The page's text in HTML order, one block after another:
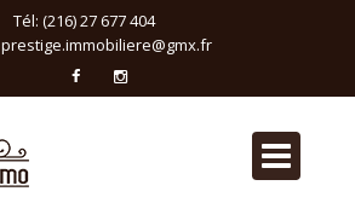
Tél: (216) 27 677 404
prestige.immobiliere@gmx.fr